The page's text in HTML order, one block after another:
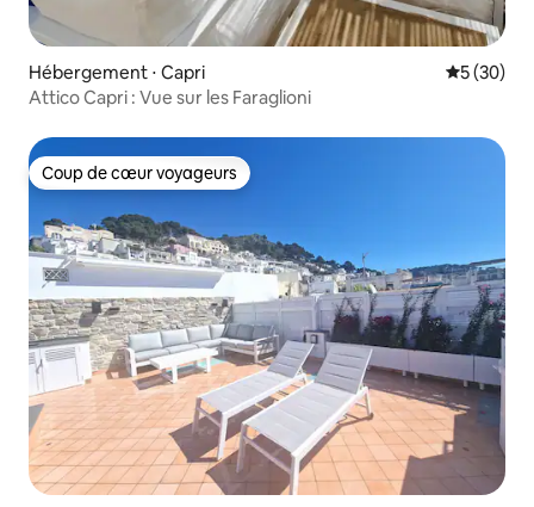
Hébergement ⋅ Capri
5 (30)
Attico Capri : Vue sur les Faraglioni
Coup de cœur voyageurs
Coup de cœur voyageurs